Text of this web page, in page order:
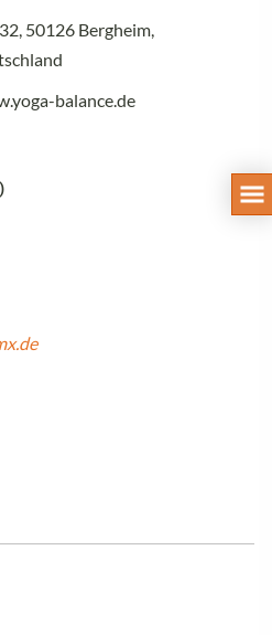
50126 Bergheim,
balance.de